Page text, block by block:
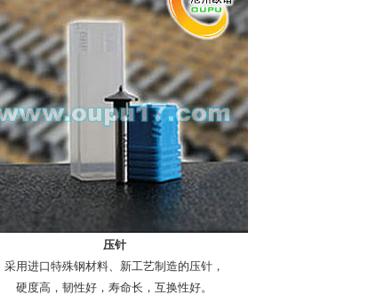
压针
采用进口特殊钢材料、新工艺制造的压针，
硬度高，韧性好，寿命长，互换性好。